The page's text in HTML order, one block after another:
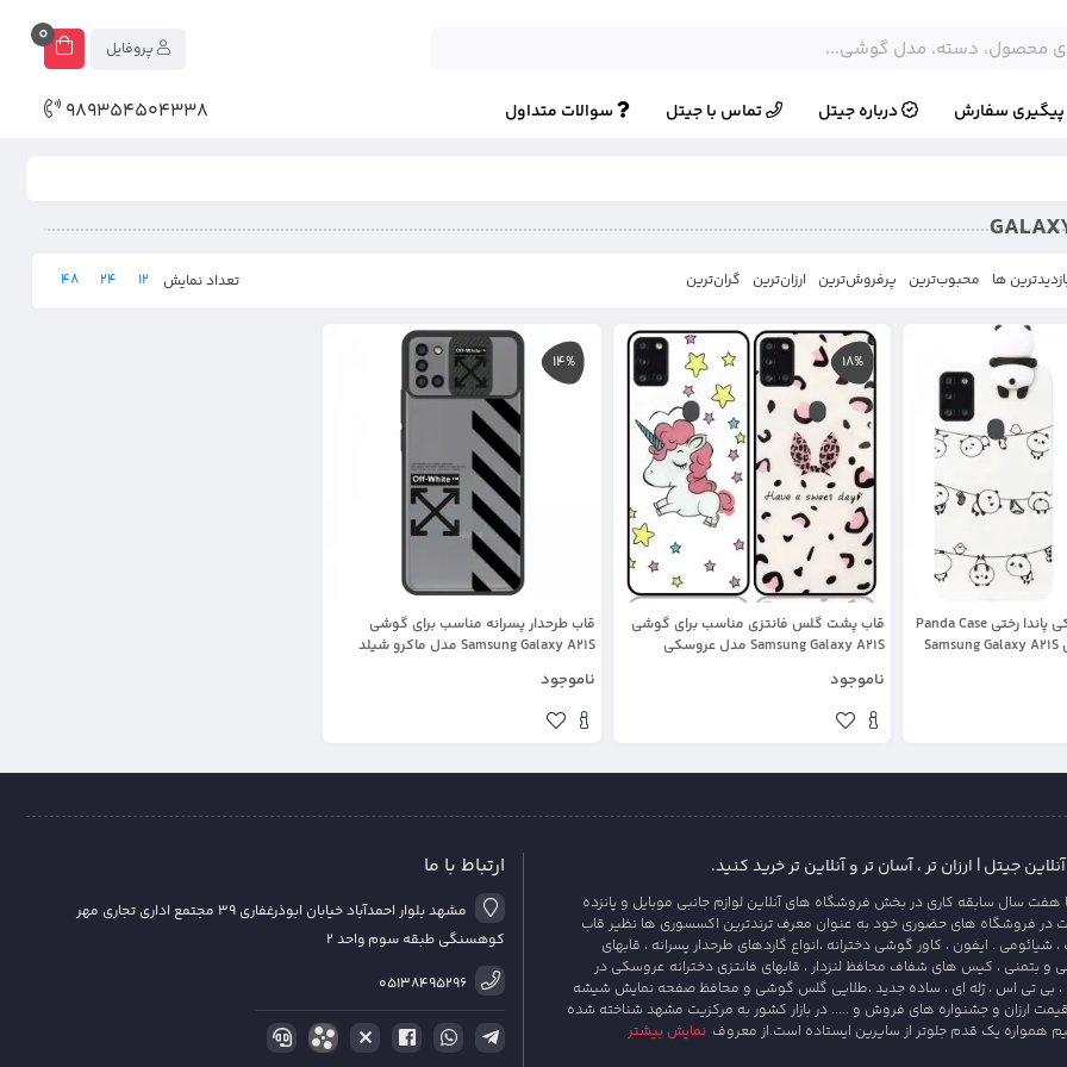
0
پیگیری سفارش درباره جیتل تماس با جیتل سوالات متداول 989354504338
ها محبوب‌‌ترین پرفروش‌ترین ارزان‌ترین گران‌ترین تعداد نمایش 12
24
48
قاب فانتزی عروسکی پاندا رختی Panda Case
مناسب برای گوشی Samsung Galaxy A21S
18%
قاب پشت گلس فانتزی مناسب برای گوشی
Samsung Galaxy A21S مدل عروسکی
Case
ناموجود
14%
قاب طرحدار پسرانه مناسب برای گوشی
Samsung Galaxy A21S مدل ماکرو شیلد
WHITE
ناموجود
جیتل | ارزان تر ، آسان تر و آنلاین تر خرید کنید.
هفت سال سابقه کاری در بخش فروشگاه های آنلاین لوازم جانبی موبایل و پانزده
در فروشگاه های حضوری خود به عنوان معرف ترندترین اکسسوری ها نظیر قاب
. ایفون ، کاور گوشی دخترانه ،انواع گاردهای طرحدار پسرانه ، قابهای
و بتمنی ، کیس های شفاف محافظ لنزدار ، قابهای فانتزی دخترانه عروسکی در
بی تی اس ، ژله ای ، ساده جدید ،طلایی گلس گوشی و محافظ صفحه نمایش شیشه
ارزان و جشنواره های فروش و ..... در بازار کشور به مرکزیت مشهد شناخته شده
همواره یک قدم جلوتر از سایرین ایستاده است.از معروف نمایش بیشتر
ارتباط با ما
مشهد بلوار احمدآباد خیابان ابوذرغفاری 39 مجتمع اداری تجاری مهر
کوهسنگی طبقه سوم واحد 2
05138495296